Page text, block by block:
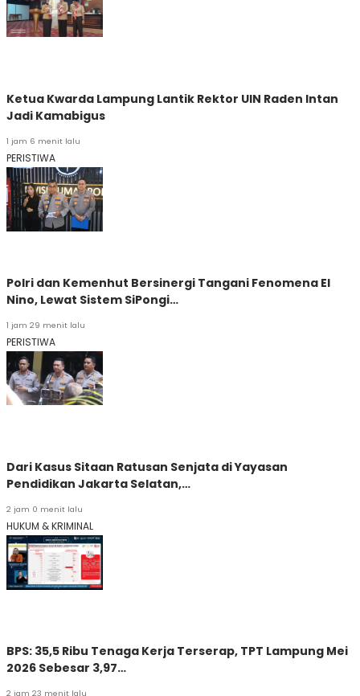
Ketua Kwarda Lampung Lantik Rektor UIN Raden Intan
Jadi Kamabigus
1 jam 6 menit lalu
PERISTIWA
Polri dan Kemenhut Bersinergi Tangani Fenomena El
Nino, Lewat Sistem SiPongi…
1 jam 29 menit lalu
PERISTIWA
Dari Kasus Sitaan Ratusan Senjata di Yayasan
Pendidikan Jakarta Selatan,…
2 jam 0 menit lalu
HUKUM & KRIMINAL
BPS: 35,5 Ribu Tenaga Kerja Terserap, TPT Lampung Mei
2026 Sebesar 3,97…
2 jam 23 menit lalu